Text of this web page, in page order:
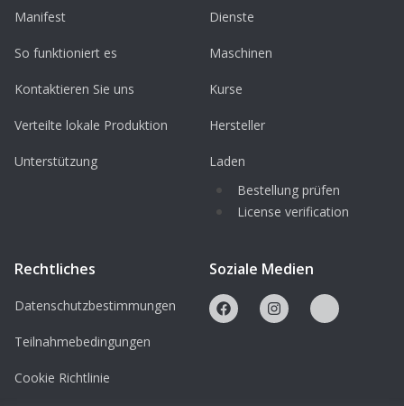
Manifest
So funktioniert es
Kontaktieren Sie uns
Verteilte lokale Produktion
Unterstützung
Dienste
Maschinen
Kurse
Hersteller
Laden
Bestellung prüfen
License verification
Rechtliches
Datenschutzbestimmungen
Teilnahmebedingungen
Cookie Richtlinie
Soziale Medien